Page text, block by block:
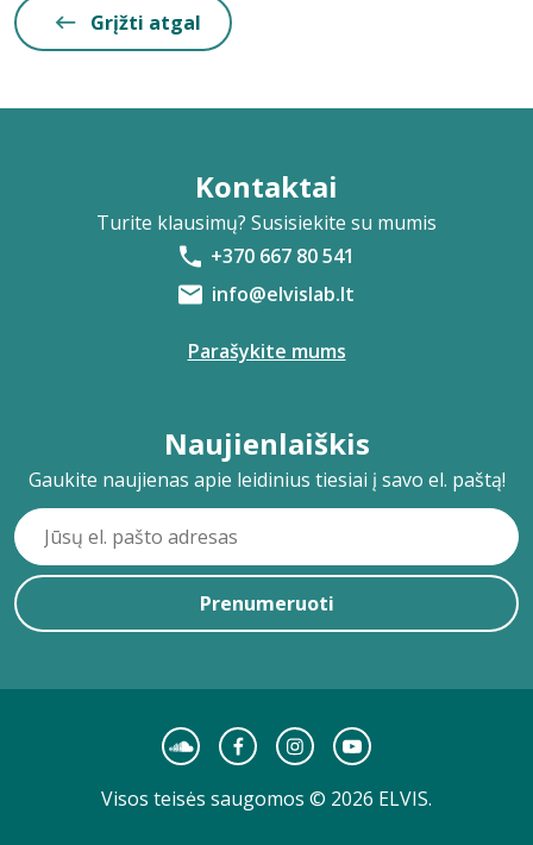
Grįžti atgal
Kontaktai
Turite klausimų? Susisiekite su mumis
+370 667 80 541
info@elvislab.lt
Parašykite mums
Naujienlaiškis
Gaukite naujienas apie leidinius tiesiai į savo el. paštą!
Prenumeruoti
Visos teisės saugomos © 2026 ELVIS.